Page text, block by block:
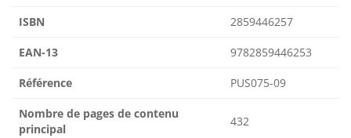
ISBN 2859446257
EAN-13 9782859446253
Référence PUS075-09
Nombre de pages de contenu
principal
432